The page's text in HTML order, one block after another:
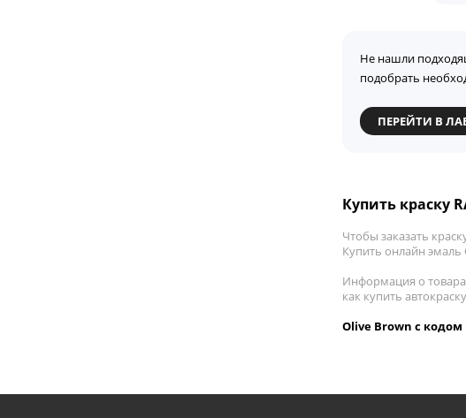
Не нашли
подобрать
ПЕРЕЙТИ В
Купить краску
Чтобы заказать
Купить онлайн эмаль
Информация о
как купить
Olive Brown с кодом